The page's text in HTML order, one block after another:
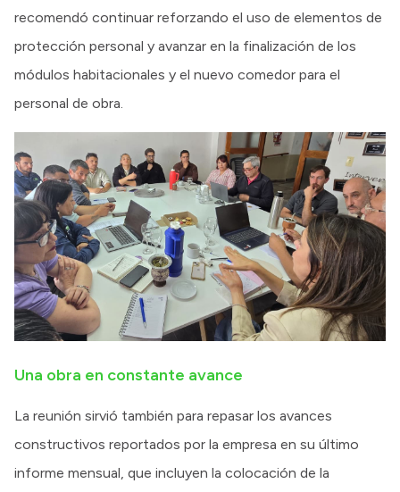
recomendó continuar reforzando el uso de elementos de
protección personal y avanzar en la finalización de los
módulos habitacionales y el nuevo comedor para el
personal de obra.
Una obra en constante avance
La reunión sirvió también para repasar los avances
constructivos reportados por la empresa en su último
informe mensual, que incluyen la colocación de la